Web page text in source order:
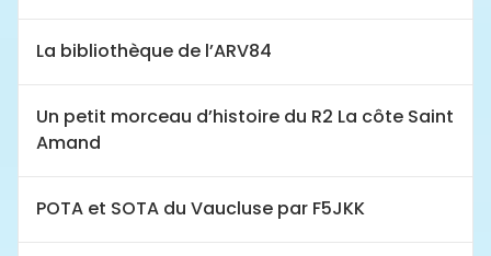
La bibliothèque de l’ARV84
Un petit morceau d’histoire du R2 La côte Saint
Amand
POTA et SOTA du Vaucluse par F5JKK